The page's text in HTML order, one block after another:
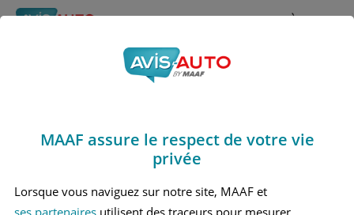
Rechercher À propos
Obtenir un devis d'assurance auto MAAF
Avis Peugeot E 2008
PEUGEOT E 2008 1 MOYEN SUV
MAAF assure le respect de votre vie
privée
Lorsque vous naviguez sur notre site, MAAF et
ses partenairesutilisent des traceurs pour mesurer